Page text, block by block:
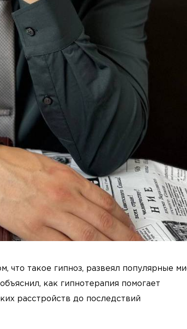
что такое гипноз, развеял популярные
как гипнотерапия помогает
расстройств до последствий